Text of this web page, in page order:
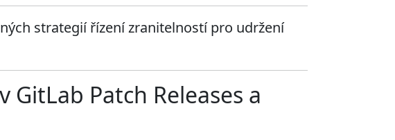
strategií řízení zranitelností pro udržení
Patch Releases a